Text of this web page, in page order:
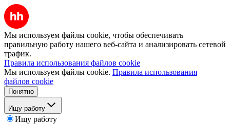
Мы используем файлы cookie, чтобы обеспечивать
правильную работу нашего веб-сайта и анализировать сетевой
трафик.
Правила использования файлов cookie
Мы используем файлы cookie. Правила использования
файлов cookie
Понятно
Ищу работу
Ищу работу